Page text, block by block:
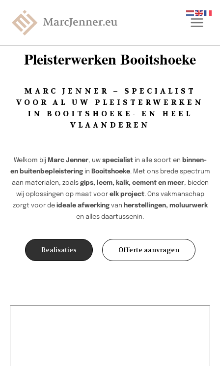
Pleisterwerken Booitshoeke
MARC JENNER – SPECIALIST
VOOR AL UW PLEISTERWERKEN
IN BOOITSHOEKE- EN HEEL
VLAANDEREN
Welkom bij Marc Jenner, uw specialistin alle soort en binnen-
en buitenbepleisteringin Booitshoeke. Met ons brede spectrum
aan materialen, zoals gips, leem, kalk, cement en meer, bieden
wij oplossingen op maat voor elk project. Ons vakmanschap
zorgt voor de ideale afwerkingvan herstellingen, moluurwerk
en alles daartussenin.
Realisaties Offerte aanvragen